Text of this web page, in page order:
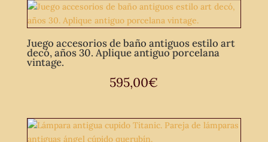
Juego accesorios de baño antiguos estilo art
decó, años 30. Aplique antiguo porcelana
vintage.
595,00€